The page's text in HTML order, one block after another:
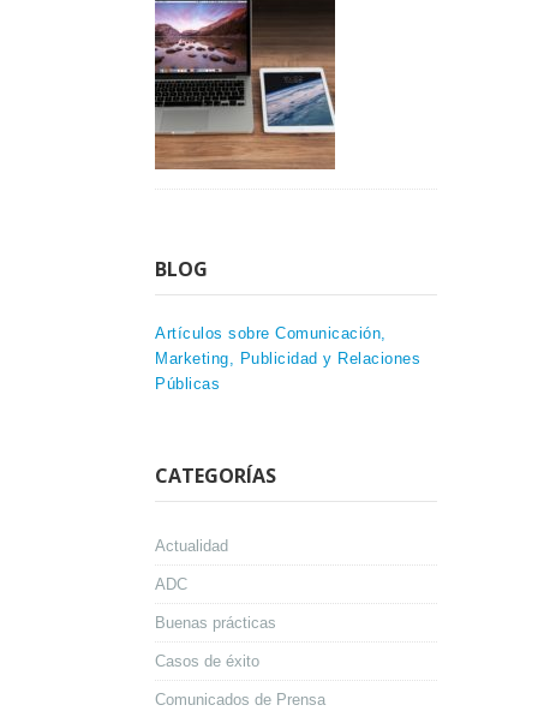
BLOG
Artículos sobre Comunicación,
Marketing, Publicidad y Relaciones
Públicas
CATEGORÍAS
Actualidad
ADC
Buenas prácticas
Casos de éxito
Comunicados de Prensa